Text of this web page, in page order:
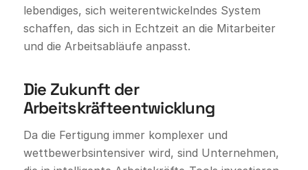
lebendiges, sich weiterentwickelndes System
schaffen, das sich in Echtzeit an die Mitarbeiter
und die Arbeitsabläufe anpasst.
Die Zukunft der
Arbeitskräfteentwicklung
Da die Fertigung immer komplexer und
wettbewerbsintensiver wird, sind Unternehmen,